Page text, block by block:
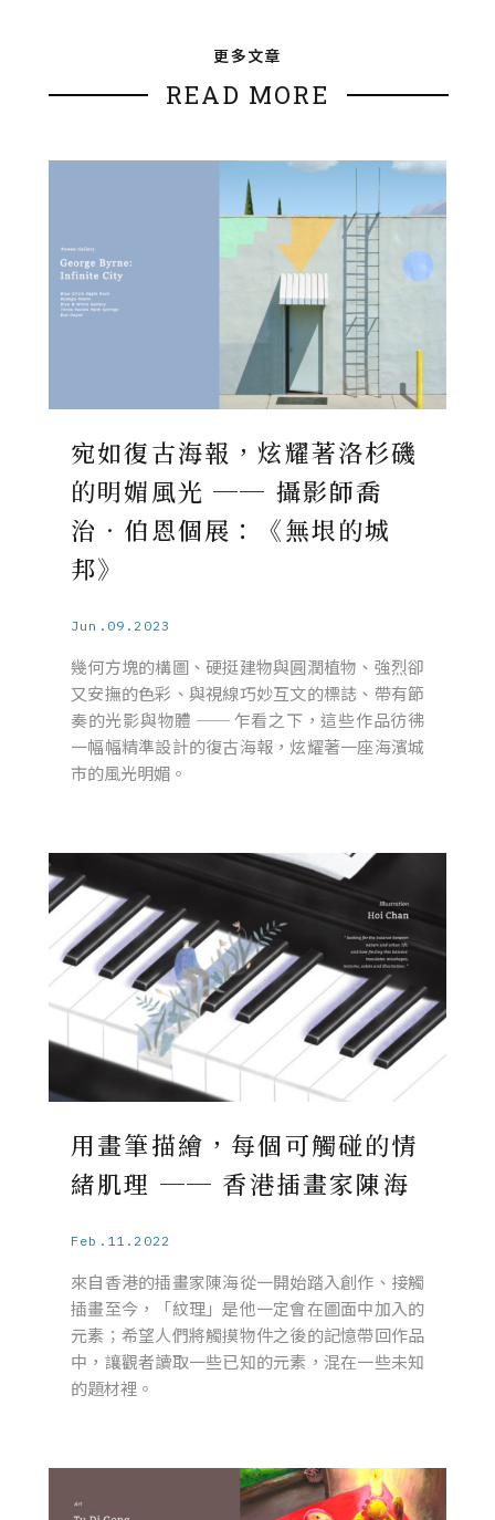
更多文章
READ MORE
宛如復古海報，炫耀著洛杉磯
的明媚風光 ── 攝影師喬
治．伯恩個展：《無垠的城
邦》
Jun.09.2023
幾何方塊的構圖、硬挺建物與圓潤植物、強烈卻
又安撫的色彩、與視線巧妙互文的標誌、帶有節
奏的光影與物體 ── 乍看之下，這些作品彷彿
一幅幅精準設計的復古海報，炫耀著一座海濱城
市的風光明媚。
用畫筆描繪，每個可觸碰的情
緒肌理 ── 香港插畫家陳海
Feb.11.2022
來自香港的插畫家陳海從一開始踏入創作、接觸
插畫至今，「紋理」是他一定會在圖面中加入的
元素；希望人們將觸摸物件之後的記憶帶回作品
中，讓觀者讀取一些已知的元素，混在一些未知
的題材裡。